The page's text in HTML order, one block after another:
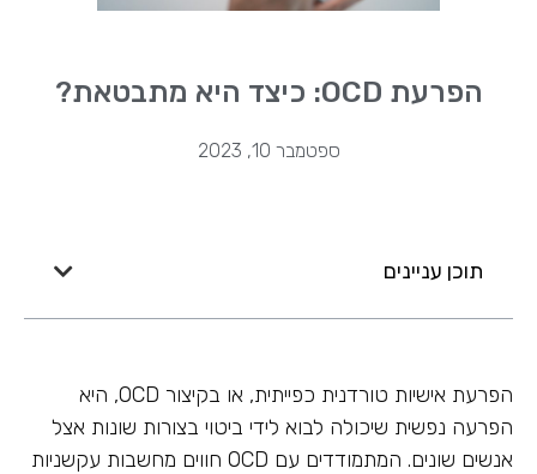
הפרעת OCD: כיצד היא מתבטאת?
ספטמבר 10, 2023
תוכן עניינים
הפרעת אישיות טורדנית כפייתית, או בקיצור OCD, היא
הפרעה נפשית שיכולה לבוא לידי ביטוי בצורות שונות אצל
אנשים שונים. המתמודדים עם OCD חווים מחשבות עקשניות